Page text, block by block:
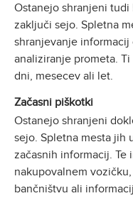
Ostanejo shranjeni
zaključi sejo. Spletna
shranjevanje
analiziranje prometa.
dni, mesecev ali let.
Začasni piškotki
Ostanejo shranjeni
sejo. Spletna mesta jih
začasnih informacij.
nakupovalnem
bančništvu ali